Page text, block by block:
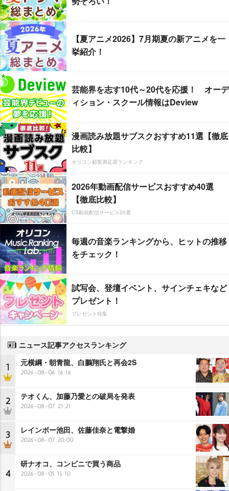
【夏アニメ2026】7月期夏の新アニメを一
挙紹介！
芸能界を志す10代～20代を応援！ オーデ
ィション・スクール情報はDeview
漫画読み放題サブスクおすすめ11選【徹底
比較】
オリコン顧客満足度ランキング
2026年動画配信サービスおすすめ40選
【徹底比較】
CS動画配信サービス20選
毎週の音楽ランキングから、ヒットの推移
をチェック！
試写会、登壇イベント、サインチェキなど
プレゼント！
プレゼント特集
ニュース記事アクセスランキング
1 元横綱・朝青龍、白鵬翔氏と再会2S
2026-08-06 16:16
2 テオくん、加藤乃愛との破局を発表
2026-08-07 21:21
3 レインボー池田、佐藤佳奈と電撃婚
2026-08-07 20:00
4
研ナオコ、コンビニで買う商品
2026-08-05 15:10